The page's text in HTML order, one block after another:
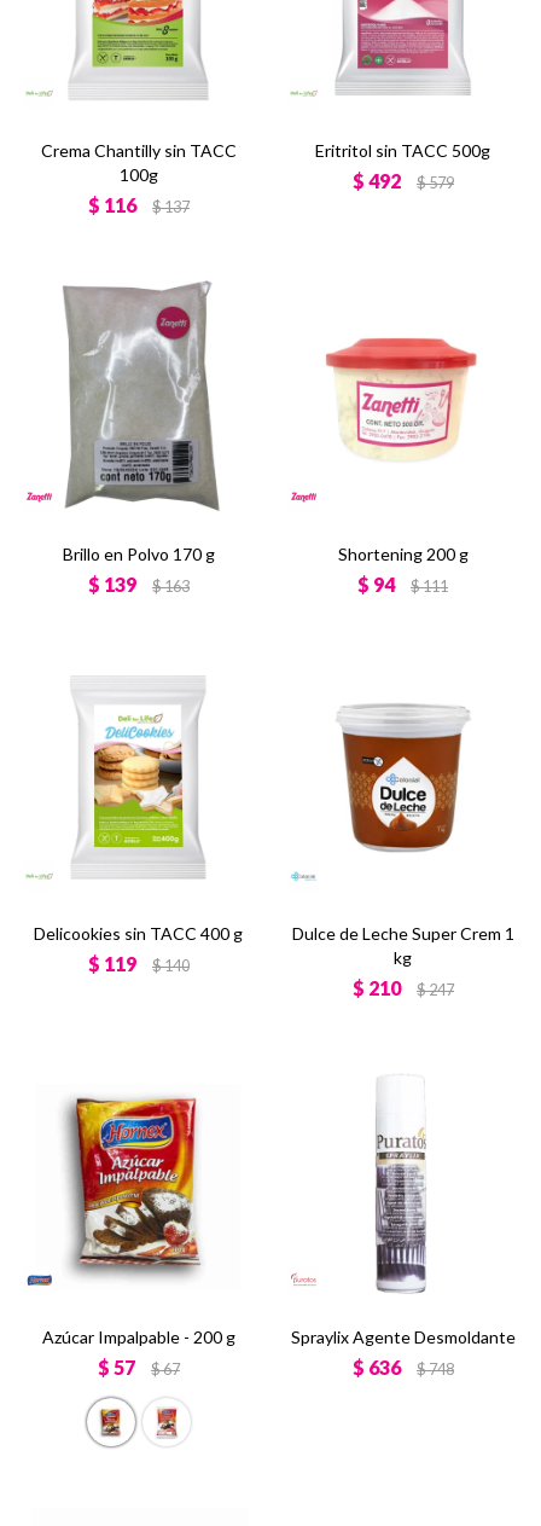
Crema Chantilly sin TACC
100g
$ 116 $137
Eritritol sin TACC 500g
$ 492 $579
Brillo en Polvo 170 g
$ 139 $163
Shortening 200 g
$ 94 $111
Delicookies sin TACC 400 g
$ 119 $140
Dulce de Leche Super Crem 1
kg
$ 210 $247
Azúcar Impalpable - 200 g
$ 57 $67
Spraylix Agente Desmoldante
$ 636 $748